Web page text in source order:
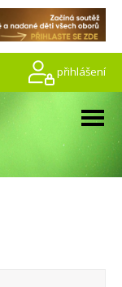
přihlášení